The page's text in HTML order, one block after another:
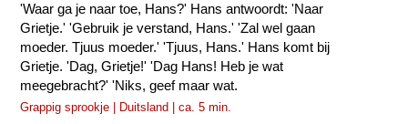
'Waar ga je naar toe, Hans?' Hans antwoordt: 'Naar
Grietje.' 'Gebruik je verstand, Hans.' 'Zal wel gaan
moeder. Tjuus moeder.' 'Tjuus, Hans.' Hans komt bij
Grietje. 'Dag, Grietje!' 'Dag Hans! Heb je wat
meegebracht?' 'Niks, geef maar wat.
Grappig sprookje | Duitsland | ca. 5 min.